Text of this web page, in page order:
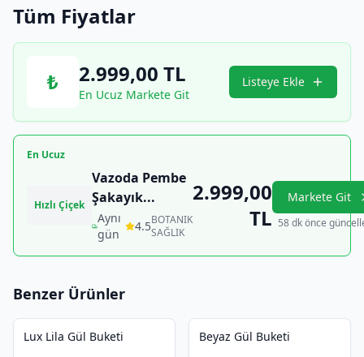
Tüm Fiyatlar
₺ 2.999,00 TL
En Ucuz Markete Git
Listeye Ekle
En Ucuz
Hızlı Çiçek
Vazoda Pembe
Şakayık...
Aynı
gün
4.5BOTANIK
SAĞLIK
2.999,00
TL
Markete Git
58 dk önce
Benzer Ürünler
Lux Lila Gül Buketi Beyaz Gül Buketi